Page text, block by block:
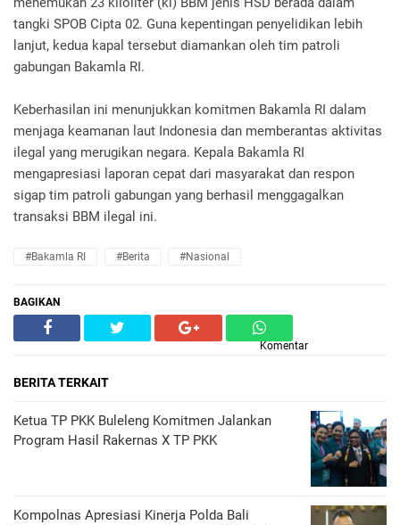
tangki SPOB Cipta 02. Guna kepentingan penyelidikan lebih
lanjut, kedua kapal tersebut diamankan oleh tim patroli
gabungan Bakamla RI.
Keberhasilan ini menunjukkan komitmen Bakamla RI dalam
menjaga keamanan laut Indonesia dan memberantas aktivitas
ilegal yang merugikan negara. Kepala Bakamla RI
mengapresiasi laporan cepat dari masyarakat dan respon
sigap tim patroli gabungan yang berhasil menggagalkan
transaksi BBM ilegal ini.
#Bakamla RI #Berita #Nasional
BAGIKAN
Komentar
BERITA TERKAIT
Ketua TP PKK Buleleng Komitmen Jalankan
Program Hasil Rakernas X TP PKK
Kompolnas Apresiasi Kinerja Polda Bali